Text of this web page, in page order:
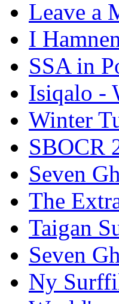
Leave a
I
SSA in
Isiqalo -
Winter
SBOCR
Seven
The
Taigan
Seven
Ny